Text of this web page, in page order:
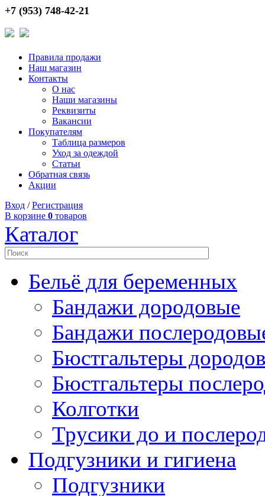
+7 (953) 748-42-21
Правила продажи
Наш магазин
Контакты
О нас
Наши магазины
Реквизиты
Вакансии
Покупателям
Таблица размеров
Уход за одеждой
Статьи
Обратная связь
Акции
Вход /Регистрация
В корзине 0 товаров
Каталог
Бельё для беременных
Бандажи дородовые
Бандажи
Бюстгальтеры
Бюстгальтеры
Колготки
Трусики до и
Подгузники и гигиена
Подгузники